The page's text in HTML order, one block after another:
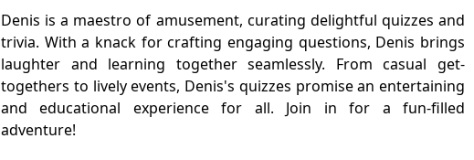
Denis is a maestro of amusement, curating delightful quizzes and
trivia. With a knack for crafting engaging questions, Denis brings
laughter and learning together seamlessly. From casual get-
togethers to lively events, Denis's quizzes promise an entertaining
and educational experience for all. Join in for a fun-filled
adventure!